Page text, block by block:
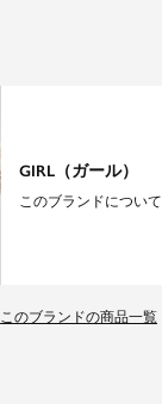
GIRL（ガール）
このブランドについて
このブランドの商品一覧